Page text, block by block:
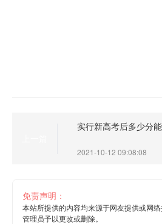
实行新高考后多少分
2021-10-12 09:08:08
免责声明：
本站所提供的内容均来源于网友提供或网
管理员予以更改或删除。